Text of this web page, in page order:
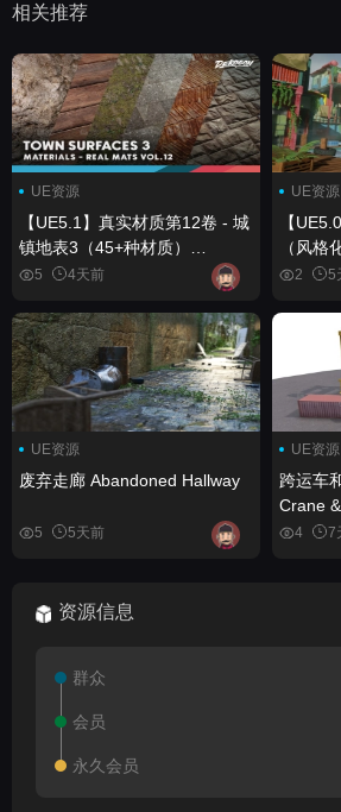
相关推荐
UE资源
【UE5.1】真实材质第12卷 - 城
镇地表3（45+种材质）
Realistic Materials VOL.12 -
Materials)
5 4天前
UE资源
【
（风格
Stylized
2 5
UE资源
废弃走廊 Abandoned Hallway
5 5天前
UE资源
跨运车
Crane
4 7
资源信息
群众
会员
永久会员